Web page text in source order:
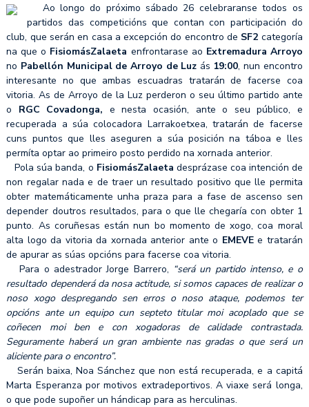
Ao longo do próximo sábado 26 celebraranse todos os
partidos das competicións que contan con participación do
club, que serán en casa a excepción do encontro de SF2 categoría
na que o FisiomásZalaeta enfrontarase ao Extremadura Arroyo
no Pabellón Municipal de Arroyo de Luz ás 19:00, nun encontro
interesante no que ambas escuadras tratarán de facerse coa
vitoria. As de Arroyo de la Luz perderon o seu último partido ante
o RGC Covadonga, e nesta ocasión, ante o seu público, e
recuperada a súa colocadora Larrakoetxea, tratarán de facerse
cuns puntos que lles aseguren a súa posición na táboa e lles
permíta optar ao primeiro posto perdido na xornada anterior.
Pola súa banda, o FisiomásZalaeta desprázase coa intención de
non regalar nada e de traer un resultado positivo que lle permita
obter matemáticamente unha praza para a fase de ascenso sen
depender doutros resultados, para o que lle chegaría con obter 1
punto. As coruñesas están nun bo momento de xogo, coa moral
alta logo da vitoria da xornada anterior ante o EMEVEe tratarán
de apurar as súas opcións para facerse coa vitoria.
Para o adestrador Jorge Barrero, “será un partido intenso, e o
resultado dependerá da nosa actitude, si somos capaces de realizar o
noso xogo despregando sen erros o noso ataque, podemos ter
opcións ante un equipo cun septeto titular moi acoplado que se
coñecen moi ben e con xogadoras de calidade contrastada.
Seguramente haberá un gran ambiente nas gradas o que será un
aliciente para o encontro”.
Serán baixa, Noa Sánchez que non está recuperada, e a capitá
Marta Esperanza por motivos extradeportivos. A viaxe será longa,
o que pode supoñer un hándicap para as herculinas.